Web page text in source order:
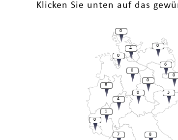
Klicken Sie unten auf das
3
0
8
6
0
0
4
0
0
0
0
4
1
7
0
8